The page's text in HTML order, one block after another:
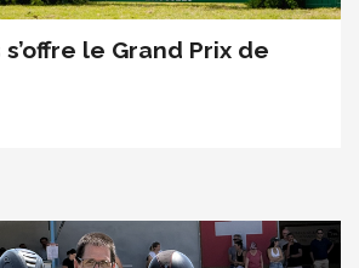
le Grand Prix de